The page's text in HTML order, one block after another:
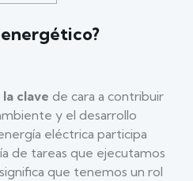
clave de cara a contribuir
y el desarrollo
eléctrica participa
de tareas que ejecutamos
que tenemos un rol